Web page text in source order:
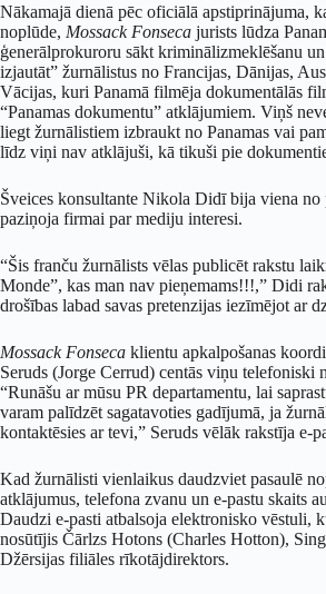
Nākamajā dienā pēc oficiālā apstiprinājuma,
noplūde, Mossack Fonseca jurists lūdza
ģenerālprokuroru sākt kriminālizmeklēšanu
izjautāt” žurnālistus no Francijas, Dānijas,
Vācijas, kuri Panamā filmēja dokumentālās
“Panamas dokumentu” atklājumiem. Viņš
liegt žurnālistiem izbraukt no Panamas vai
līdz viņi nav atklājuši, kā tikuši pie
Šveices konsultante Nikola Didī bija viena no
paziņoja firmai par mediju interesi.
“Šis franču žurnālists vēlas publicēt rakstu
Monde”, kas man nav pieņemams!!!,” Didi
drošības labad savas pretenzijas iezīmējot ar
Mossack Fonseca klientu apkalpošanas
Seruds (Jorge Cerrud) centās viņu telefoniski
“Runāšu ar mūsu PR departamentu, lai
varam palīdzēt sagatavoties gadījumā, ja
kontaktēsies ar tevi,” Seruds vēlāk rakstīja e-
Kad žurnālisti vienlaikus daudzviet pasaulē
atklājumus, telefona zvanu un e-pastu skaits
Daudzi e-pasti atbalsoja elektronisko vēstuli,
nosūtījis Čārlzs Hotons (Charles Hotton),
Džērsijas filiāles rīkotājdirektors.